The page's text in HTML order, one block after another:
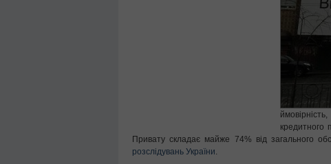
кредитного
Привату складає майже 74% від загального
розслідувань України.